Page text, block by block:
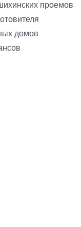
проемов
домов